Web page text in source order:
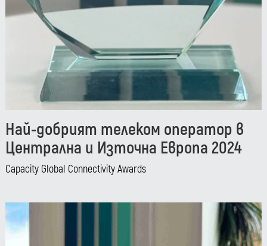
Най-добрият телеком оператор в
Централна и Източна Европа 2024
Capacity Global Connectivity Awards